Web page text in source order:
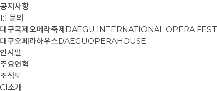
공지사항
1:1 문의
대구국제오페라축제 DAEGU INTERNATIONAL OPERA
대구오페라하우스DAEGUOPERAHOUSE
인사말
주요연혁
조직도
CI소개